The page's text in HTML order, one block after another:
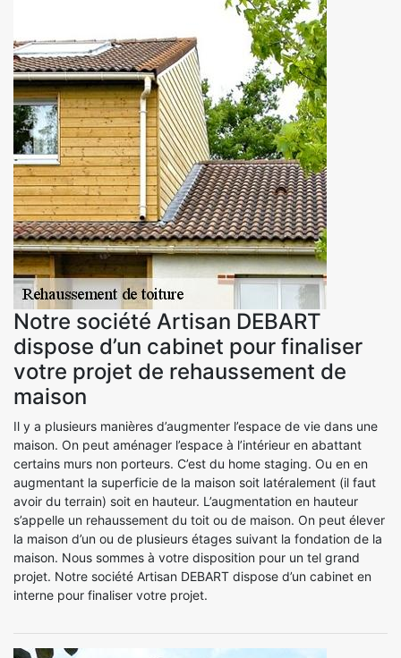
Notre société Artisan DEBART
dispose d’un cabinet pour finaliser
votre projet de rehaussement de
maison
Il y a plusieurs manières d’augmenter l’espace de vie dans une
maison. On peut aménager l’espace à l’intérieur en abattant
certains murs non porteurs. C’est du home staging. Ou en en
augmentant la superficie de la maison soit latéralement (il faut
avoir du terrain) soit en hauteur. L’augmentation en hauteur
s’appelle un rehaussement du toit ou de maison. On peut élever
la maison d’un ou de plusieurs étages suivant la fondation de la
maison. Nous sommes à votre disposition pour un tel grand
projet. Notre société Artisan DEBART dispose d’un cabinet en
interne pour finaliser votre projet.